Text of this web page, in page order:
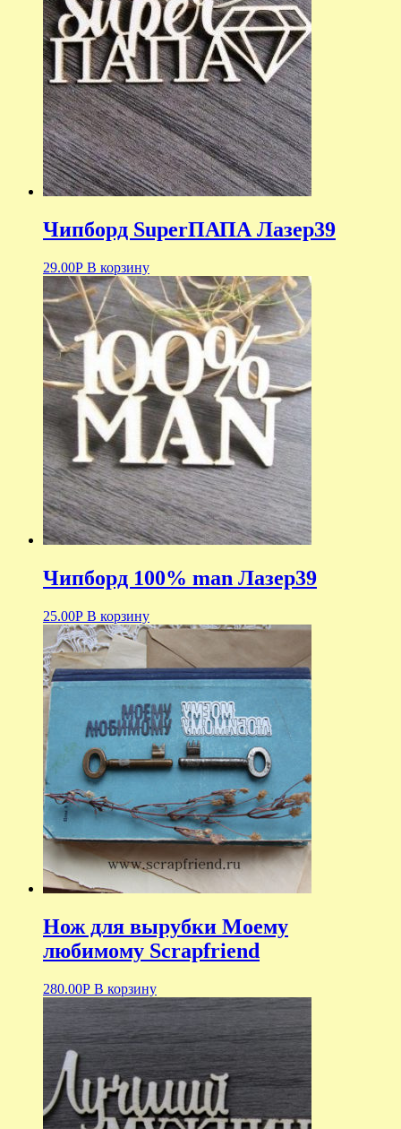
Чипборд SuperПАПА Лазер39
29.00Р В корзину
Чипборд 100% man Лазер39
25.00Р В корзину
Нож для вырубки Моему
любимому Scrapfriend
280.00Р В корзину